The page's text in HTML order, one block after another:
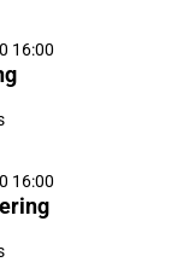
16:00
16:00